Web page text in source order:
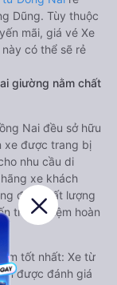
Dũng. Tùy thuộc
mãi, giá vé Xe
có thể sẽ rẻ
giường nằm chất
Nai đều sở hữu
xe được trang bị
nhu cầu di
xe khách
đến chất lượng
trải nghiệm hoàn
tốt nhất: Xe từ
được đánh giá